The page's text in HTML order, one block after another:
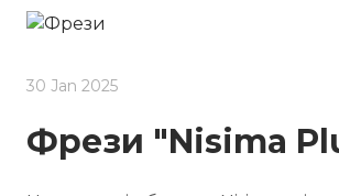
30 Jan 2025
Фрези "Nisima